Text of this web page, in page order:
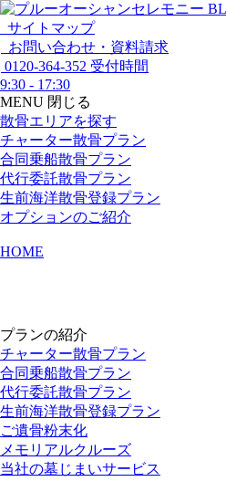
サイトマップ
お問い合わせ・資料請求
0120-364-352 受付時間
9:30 - 17:30
MENU 閉じる
散骨エリアを探す
チャーター散骨プラン
合同乗船散骨プラン
代行委託散骨プラン
生前海洋散骨登録プラン
オプションのご紹介
HOME
プランの紹介
チャーター散骨プラン
合同乗船散骨プラン
代行委託散骨プラン
生前海洋散骨登録プラン
ご遺骨粉末化
メモリアルクルーズ
当社の墓じまいサービス